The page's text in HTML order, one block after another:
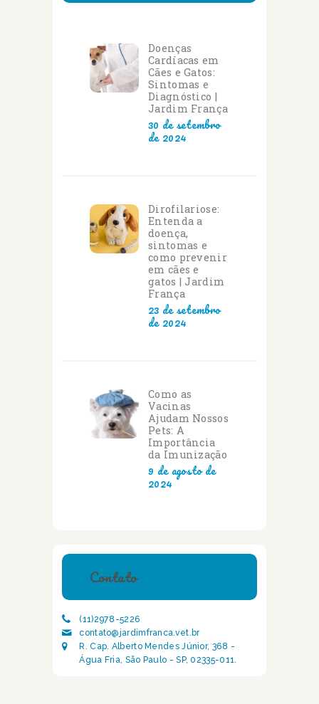
Doenças
Cardíacas em
Cães e Gatos:
Sintomas e
Diagnóstico |
Jardim França
30 de setembro
de 2024
Dirofilariose:
Entenda a
doença,
sintomas e
como prevenir
em cães e
gatos | Jardim
França
23 de setembro
de 2024
Como as
Vacinas
Ajudam Nossos
Pets: A
Importância
da Imunização
9 de agosto de
2024
Contato
(11)2978-5226
contato@jardimfranca.vet.br
R. Cap. Alberto Mendes Júnior, 368 -
Água Fria, São Paulo - SP, 02335-011.